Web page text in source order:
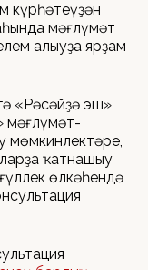
күрһәтеүҙән
мәғлүмәт
алыуҙа ярҙам
«Рәсәйҙә эш»
мәғлүмәт-
мөмкинлектәре,
ҡатнашыу
өлкәһендә